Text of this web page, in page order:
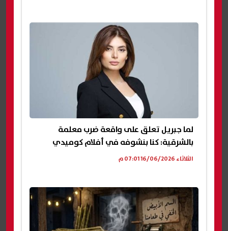
لما جبريل تعلق على واقعة ضرب معلمة
بالشرقية: كنا بنشوفه في أفلام كوميدي
الثلاثاء 16/06/2026 07:01 م